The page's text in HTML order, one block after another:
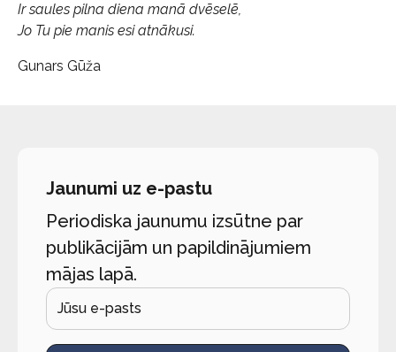
Ir saules pilna diena manā dvēselē,
Jo Tu pie manis esi atnākusi.
Gunars Gūža
Jaunumi uz e-pastu
Periodiska jaunumu izsūtne par
publikācijām un papildinājumiem
mājas lapā.